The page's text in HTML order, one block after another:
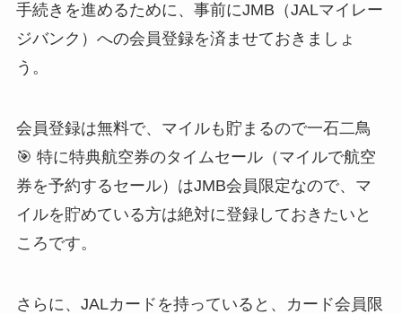
手続きを進めるために、事前にJMB（JALマイレー
ジバンク）への会員登録を済ませておきましょ
う。
会員登録は無料で、マイルも貯まるので一石二鳥
🎯 特に特典航空券のタイムセール（マイルで航空
券を予約するセール）はJMB会員限定なので、マ
イルを貯めている方は絶対に登録しておきたいと
ころです。
さらに、JALカードを持っていると、カード会員限